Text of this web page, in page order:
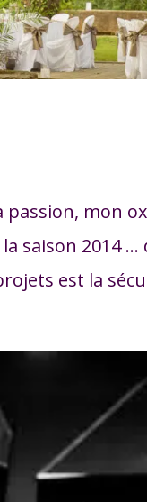
mon
saison 2014 …
est la